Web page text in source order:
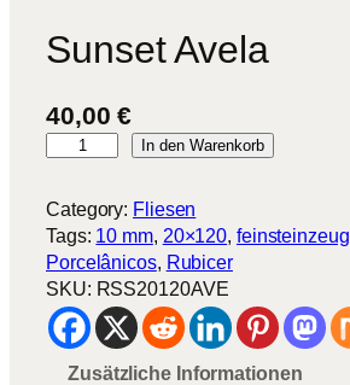
Sunset Avela
40,00€
n
s
e
t
v
In den Warenkorb
Category: Fliesen
Tags: 10 mm, 20×120, feinsteinzeug
Porcelânicos, Rubicer
SKU: RSS20120AVE
Zusätzliche Informationen